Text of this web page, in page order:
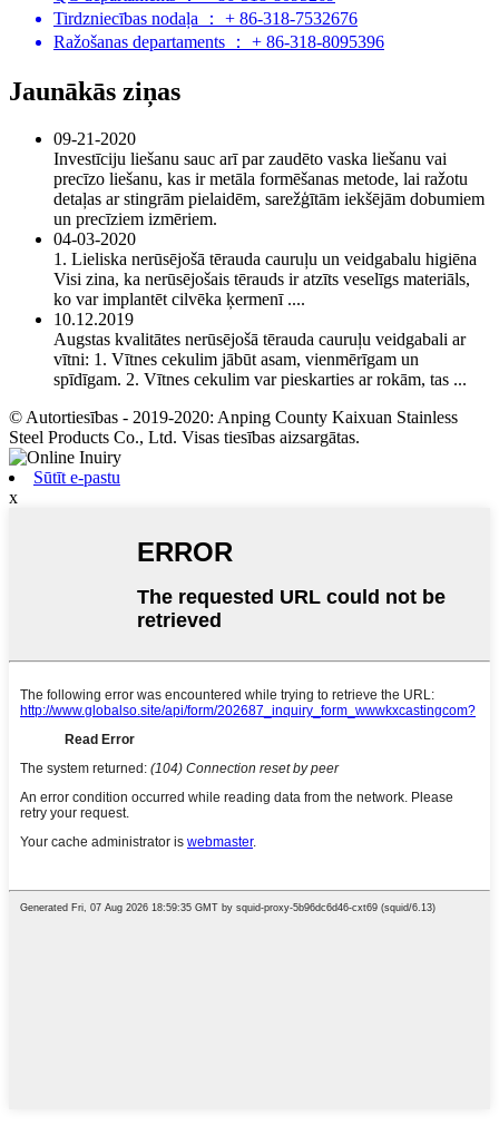
Tirdzniecības nodaļa ： + 86-318-7532676
Ražošanas departaments ： + 86-318-8095396
Jaunākās ziņas
09-21-2020
Investīciju liešanu sauc arī par zaudēto vaska liešanu vai
precīzo liešanu, kas ir metāla formēšanas metode, lai ražotu
detaļas ar stingrām pielaidēm, sarežģītām iekšējām dobumiem
un precīziem izmēriem.
04-03-2020
1. Lieliska nerūsējošā tērauda cauruļu un veidgabalu higiēna
Visi zina, ka nerūsējošais tērauds ir atzīts veselīgs materiāls,
ko var implantēt cilvēka ķermenī ....
10.12.2019
Augstas kvalitātes nerūsējošā tērauda cauruļu veidgabali ar
vītni: 1. Vītnes cekulim jābūt asam, vienmērīgam un
spīdīgam. 2. Vītnes cekulim var pieskarties ar rokām, tas ...
© Autortiesības - 2019-2020: Anping County Kaixuan Stainless
Steel Products Co., Ltd. Visas tiesības aizsargātas.
Sūtīt e-pastu
x